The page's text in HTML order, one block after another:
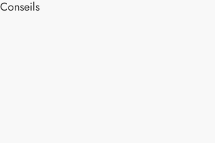
: Guide Complet Pour Les